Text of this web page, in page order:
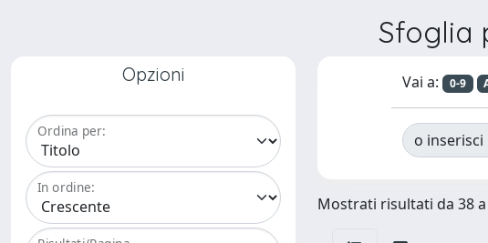
Sfoglia
Opzioni
Ordina per:
In ordine:
Vai a: 0-9
o inserisci
Mostrati risultati da 38 a